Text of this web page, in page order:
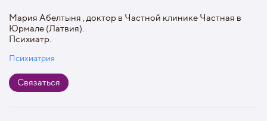
Мария Абелтыня , доктор в Частной клинике Частная в
Юрмале (Латвия).
Психиатр.
Психиатрия
Связаться